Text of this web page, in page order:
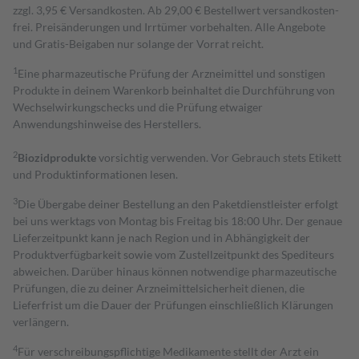
zzgl. 3,95 € Versandkosten. Ab 29,00 € Bestell­wert versand­kosten­
frei. Preisänderungen und Irrtümer vorbehalten. Alle Angebote
und Gratis-Beigaben nur solange der Vorrat reicht.
1 Eine pharmazeutische Prüfung der Arzneimittel und sonstigen
Produkte in deinem Warenkorb beinhaltet die Durchführung von
Wechselwirkungschecks und die Prüfung etwaiger
Anwendungshinweise des Herstellers.
2Biozidproduktevorsichtig verwenden. Vor Gebrauch stets Etikett
und Produktinformationen lesen.
3Die Übergabe deiner Bestellung an den Paketdienstleister erfolgt
bei uns werktags von Montag bis Freitag bis 18:00 Uhr. Der genaue
Lieferzeitpunkt kann je nach Region und in Abhängigkeit der
Produktverfügbarkeit sowie vom Zustellzeitpunkt des Spediteurs
abweichen. Darüber hinaus können notwendige pharmazeutische
Prüfungen, die zu deiner Arzneimittelsicherheit dienen, die
Lieferfrist um die Dauer der Prüfungen einschließlich Klärungen
verlängern.
4Für verschreibungspflichtige Medikamente stellt der Arzt ein